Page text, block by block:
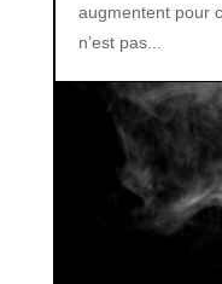
augmentent pour
n’est pas...